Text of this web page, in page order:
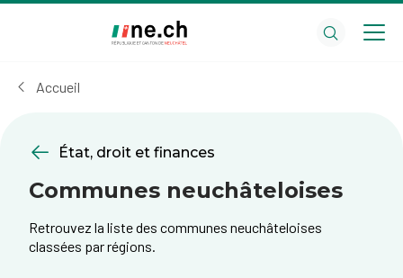
cookies
Accueil
État, droit et finances
Communes neuchâteloises
Retrouvez la liste des communes neuchâteloises
classées par régions.